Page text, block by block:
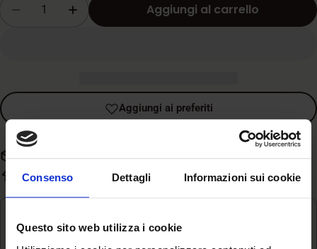
Consenso Dettagli Informazioni sui cookie
Questo sito web utilizza i cookie
Diminuisci la quantità per Schesir -
Aumenta la quantità per Schesir -
Aggiungi al carrello
Aggiungi ai preferiti
Spedizione gratuita con spesa superiore a 59€
Evasione rapida in 3-5 giorni lavorativi
Di solito pronto in 24 ore